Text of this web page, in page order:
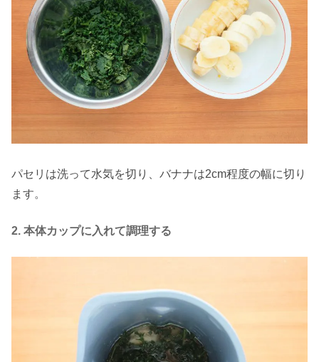
パセリは洗って水気を切り、バナナは2cm程度の幅に切り
ます。
2. 本体カップに入れて調理する